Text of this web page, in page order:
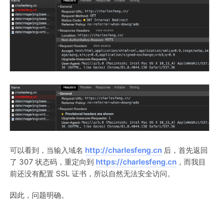
可以看到，当输入域名 http://charlesfeng.cn 后，首先返回
了 307 状态码，重定向到 https://charlesfeng.cn ，而我目
前还没有配置 SSL 证书，所以自然无法安全访问。
因此，问题明确。